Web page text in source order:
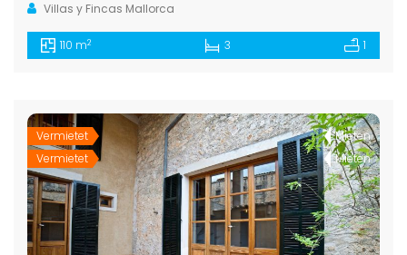
Villas y Fincas Mallorca
110 m2 3 1
Vermietet
Vermietet
Mieten
Mieten